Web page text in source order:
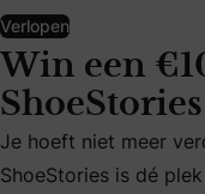
Verlopen
Win een
ShoeStories
Je hoeft niet meer
Je hoeft niet meer
ShoeStories is dé